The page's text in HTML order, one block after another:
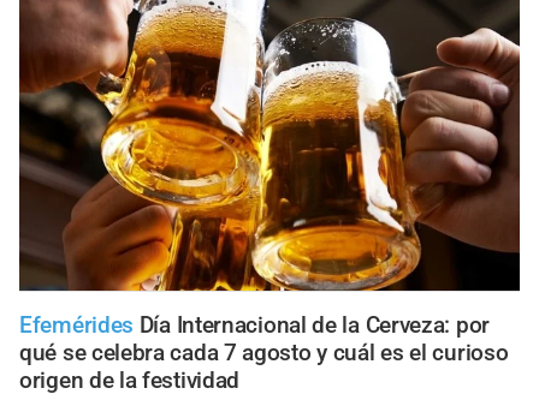
Efemérides Día Internacional de la Cerveza: por
qué se celebra cada 7 agosto y cuál es el curioso
origen de la festividad